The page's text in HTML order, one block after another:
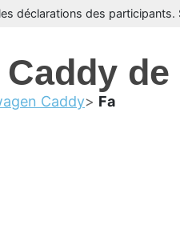
déclarations des
de
Caddy Fa